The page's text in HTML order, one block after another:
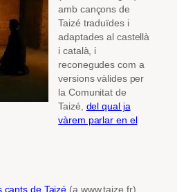
amb cançons de
Taizé traduïdes i
adaptades al castellà
i català, i
reconegudes com a
versions vàlides per
la Comunitat de
Taizé, del qual ja
vàrem parlar en el
cants de Taizé (a www.taize.fr)